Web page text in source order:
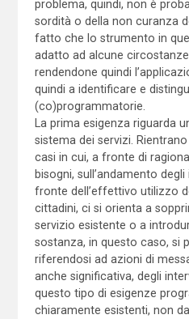
problema, quindi, non è
sordità o della non curanza
fatto che lo strumento in
adatto ad alcune
rendendone quindi
quindi a identificare e
(co)programmatorie.
La prima esigenza riguarda
sistema dei servizi.
casi in cui, a fronte di
bisogni, sull’andamento
fronte dell’effettivo utilizzo
cittadini, ci si orienta a
servizio esistente o a
sostanza, in questo caso, si
riferendosi ad azioni di
anche significativa, degli
questo tipo di esigenze
chiaramente esistenti, non